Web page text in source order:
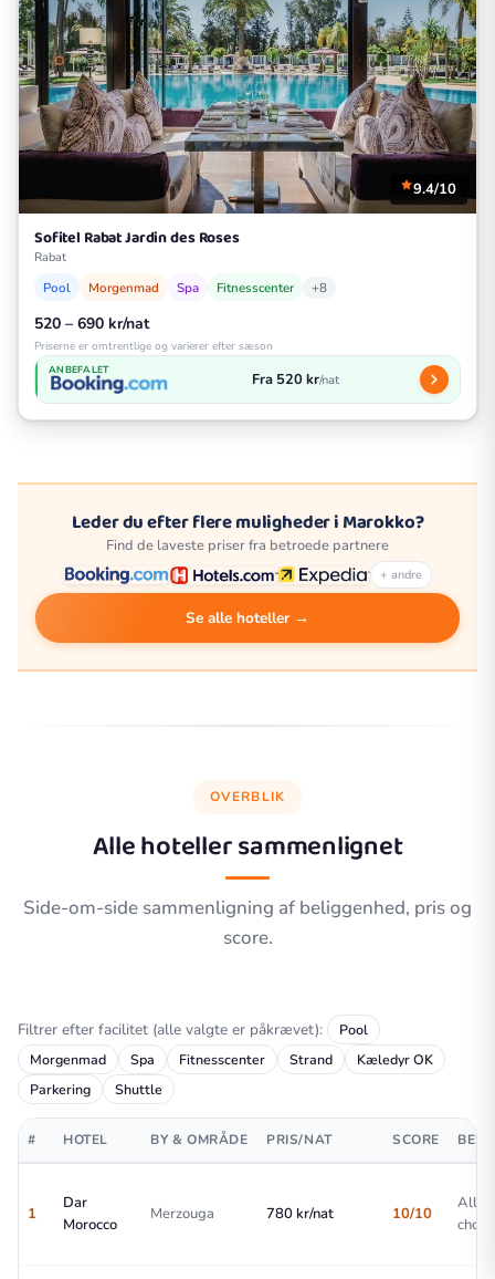
9.4/10
Sofitel Rabat Jardin des Roses
Rabat
Pool Morgenmad Spa Fitnesscenter +8
520 – 690 kr/nat
Priserne er omtrentlige og varierer efter sæson
ANBEFALET Fra 520 kr/nat
Leder du efter flere muligheder i Marokko?
Find de laveste priser fra betroede partnere
+ andre
Se alle hoteller →
OVERBLIK
Alle hoteller sammenlignet
Side-om-side sammenligning af beliggenhed, pris og
score.
Filtrer efter facilitet (alle valgte er påkrævet):
Pool
Morgenmad
Spa Fitnesscenter Strand
Kæledyr OK
Parkering
Shuttle
# HOTEL BY & OMRÅDE PRIS/NAT SCORE
1
Dar
Morocco
Merzouga 780 kr/nat 10/10
All-